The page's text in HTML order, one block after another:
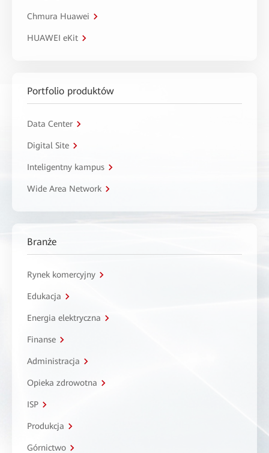
Chmura Huawei
HUAWEI eKit
Portfolio produktów
Data Center
Digital Site
Inteligentny kampus
Wide Area Network
Branże
Rynek komercyjny
Edukacja
Energia elektryczna
Finanse
Administracja
Opieka zdrowotna
ISP
Produkcja
Górnictwo